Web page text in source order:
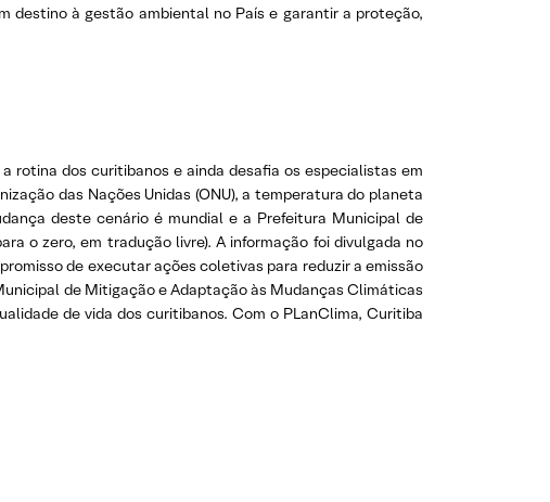
destino à gestão ambiental no País e garantir a proteção,
rotina dos curitibanos e ainda desafia os especialistas em
das Nações Unidas (ONU), a temperatura do planeta
deste cenário é mundial e a Prefeitura Municipal de
o zero, em tradução livre). A informação foi divulgada no
de executar ações coletivas para reduzir a emissão
de Mitigação e Adaptação às Mudanças Climáticas
de vida dos curitibanos. Com o PLanClima, Curitiba